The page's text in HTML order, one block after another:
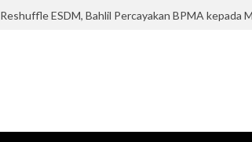
Reshuffle ESDM, Bahlil Percayakan BPMA kepada